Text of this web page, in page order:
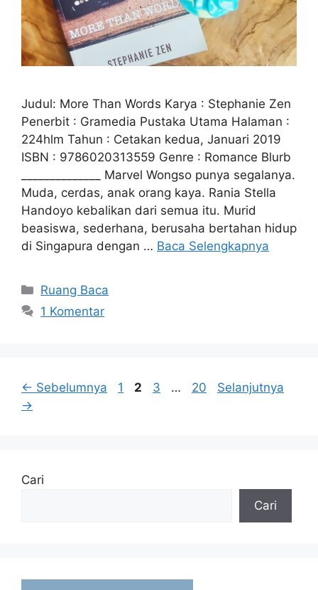
Judul: More Than Words Karya : Stephanie Zen
Penerbit : Gramedia Pustaka Utama Halaman :
224hlm Tahun : Cetakan kedua, Januari 2019
ISBN : 9786020313559 Genre : Romance Blurb
______________ Marvel Wongso punya segalanya.
Muda, cerdas, anak orang kaya. Rania Stella
Handoyo kebalikan dari semua itu. Murid
beasiswa, sederhana, berusaha bertahan hidup
di Singapura dengan … Baca Selengkapnya
Kategori
Ruang Baca
1 Komentar
← Sebelumnya Halaman
1 Halaman
2 Halaman
3 … Halaman
20
Selanjutnya
→
Cari
Cari